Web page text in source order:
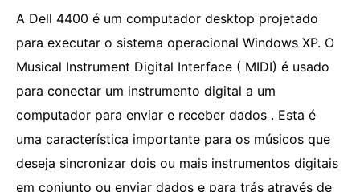
A Dell 4400 é um computador desktop projetado
para executar o sistema operacional Windows XP. O
Musical Instrument Digital Interface ( MIDI) é usado
para conectar um instrumento digital a um
computador para enviar e receber dados . Esta é
uma característica importante para os músicos que
deseja sincronizar dois ou mais instrumentos digitais
em conjunto ou enviar dados e para trás através de